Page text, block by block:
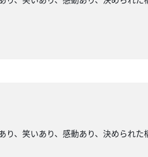
、笑いあり、感動あり、決められ